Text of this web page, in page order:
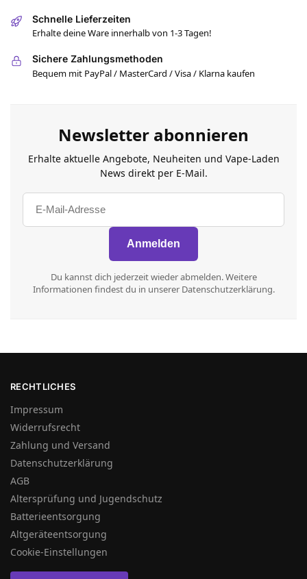
Schnelle Lieferzeiten
Erhalte deine Ware innerhalb von 1-3 Tagen!
Sichere Zahlungsmethoden
Bequem mit PayPal / MasterCard / Visa / Klarna kaufen
Newsletter abonnieren
Erhalte aktuelle Angebote, Neuheiten und Vape-Laden
News direkt per E-Mail.
Du kannst dich jederzeit wieder abmelden. Weitere
Informationen findest du in unserer Datenschutzerklärung.
RECHTLICHES
Impressum
Widerrufsrecht
Zahlung und Versand
Datenschutzerklärung
AGB
Altersprüfung und Jugendschutz
Batterieentsorgung
Altgeräteentsorgung
Cookie-Einstellungen